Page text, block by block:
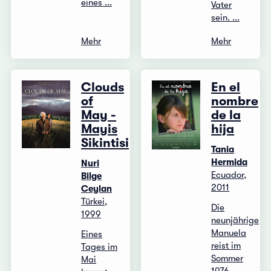
eines ...
Mehr
Vater
sein. ...
Mehr
Clouds
of
May -
Mayis
Sikintisi
Nuri
Bilge
Ceylan
Türkei,
1999
Eines
Tages im
Mai
En el
nombre
de la
hija
Tania
Hermida
Ecuador,
2011
Die
neunjährige
Manuela
reist im
Sommer